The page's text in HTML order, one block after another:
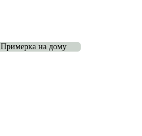
Примерка на дому